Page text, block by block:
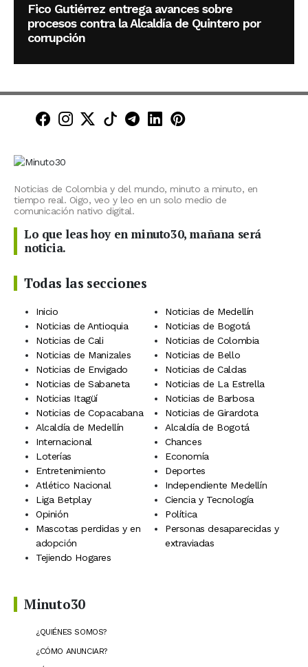
Fico Gutiérrez entrega avances sobre
procesos contra la Alcaldía de Quintero por
corrupción
Minuto30 en Facebook
Minuto30 en Instagram
Minuto30 en X (Twitter)
Minuto30 en TikTok
Canal de Minuto30 en
Minuto30 en LinkedIn
Minuto30 en
Noticias de Colombia y del mundo, minuto a minuto, en
tiempo real. Oigo, veo y leo en un solo medio de
comunicación nativo digital.
Lo que leas hoy en minuto30, mañana será
noticia.
Todas las secciones
Inicio
Noticias de Medellín
Noticias de Antioquia
Noticias de Bogotá
Noticias de Cali
Noticias de Colombia
Noticias de Manizales
Noticias de Bello
Noticias de Envigado
Noticias de Caldas
Noticias de Sabaneta
Noticias de La Estrella
Noticias Itagüí
Noticias de Barbosa
Noticias de Copacabana
Noticias de Girardota
Alcaldía de Medellín
Alcaldía de Bogotá
Internacional
Chances
Loterías
Economía
Entretenimiento
Deportes
Atlético Nacional
Independiente Medellín
Liga Betplay
Ciencia y Tecnología
Opinión
Política
Mascotas perdidas y en
adopción
Personas desaparecidas y
extraviadas
Tejiendo Hogares
Minuto30
¿QUIÉNES SOMOS?
¿CÓMO ANUNCIAR?